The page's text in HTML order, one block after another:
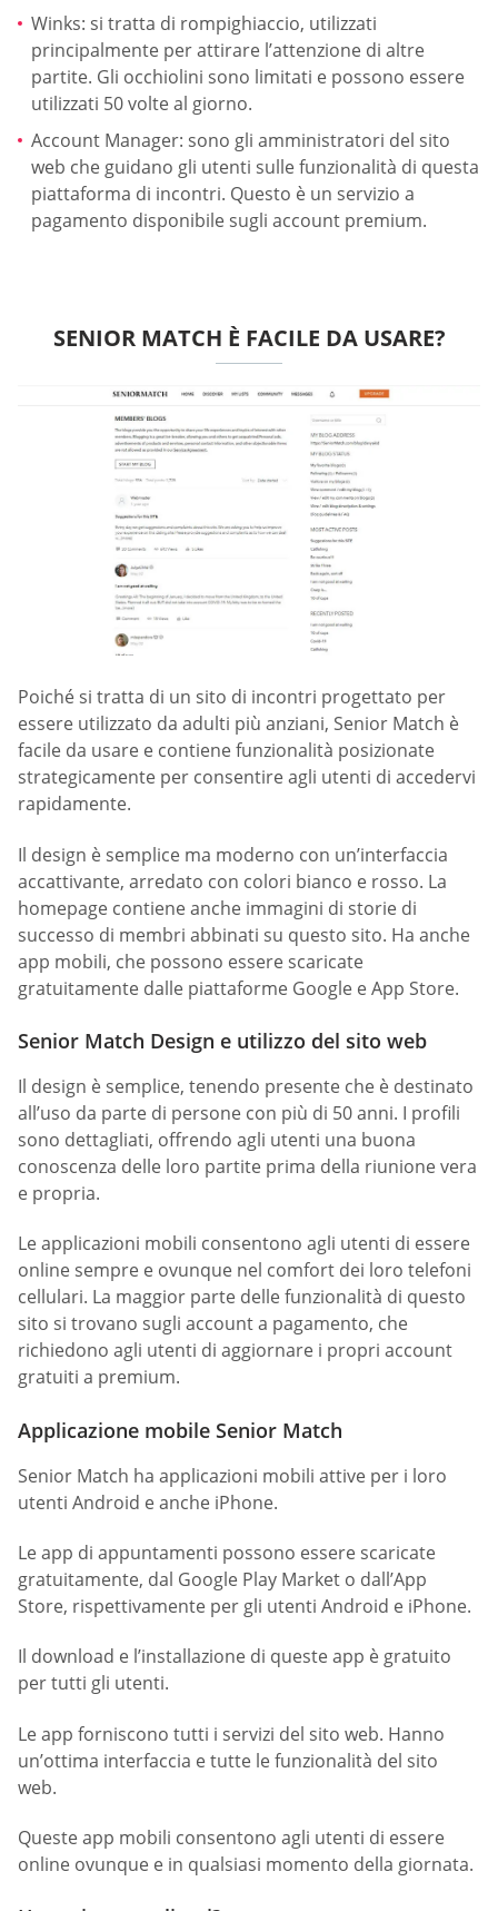
Winks: si tratta di rompighiaccio, utilizzati
principalmente per attirare l’attenzione di altre
partite. Gli occhiolini sono limitati e possono essere
utilizzati 50 volte al giorno.
Account Manager: sono gli amministratori del sito
web che guidano gli utenti sulle funzionalità di questa
piattaforma di incontri. Questo è un servizio a
pagamento disponibile sugli account premium.
SENIOR MATCH È FACILE DA USARE?
Poiché si tratta di un sito di incontri progettato per
essere utilizzato da adulti più anziani, Senior Match è
facile da usare e contiene funzionalità posizionate
strategicamente per consentire agli utenti di accedervi
rapidamente.
Il design è semplice ma moderno con un’interfaccia
accattivante, arredato con colori bianco e rosso. La
homepage contiene anche immagini di storie di
successo di membri abbinati su questo sito. Ha anche
app mobili, che possono essere scaricate
gratuitamente dalle piattaforme Google e App Store.
Senior Match Design e utilizzo del sito web
Il design è semplice, tenendo presente che è destinato
all’uso da parte di persone con più di 50 anni. I profili
sono dettagliati, offrendo agli utenti una buona
conoscenza delle loro partite prima della riunione vera
e propria.
Le applicazioni mobili consentono agli utenti di essere
online sempre e ovunque nel comfort dei loro telefoni
cellulari. La maggior parte delle funzionalità di questo
sito si trovano sugli account a pagamento, che
richiedono agli utenti di aggiornare i propri account
gratuiti a premium.
Applicazione mobile Senior Match
Senior Match ha applicazioni mobili attive per i loro
utenti Android e anche iPhone.
Le app di appuntamenti possono essere scaricate
gratuitamente, dal Google Play Market o dall’App
Store, rispettivamente per gli utenti Android e iPhone.
Il download e l’installazione di queste app è gratuito
per tutti gli utenti.
Le app forniscono tutti i servizi del sito web. Hanno
un’ottima interfaccia e tutte le funzionalità del sito
web.
Queste app mobili consentono agli utenti di essere
online ovunque e in qualsiasi momento della giornata.